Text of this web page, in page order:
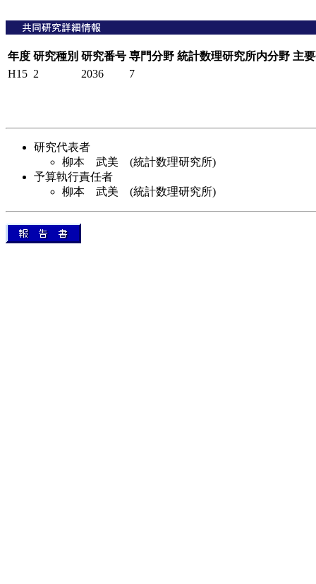
年度 研究種別 研究番号 専門分野 統計数理研究所内分野 主
H15 2 2036 7
研究代表者
柳本 武美 (統計数理研究所)
予算執行責任者
柳本 武美 (統計数理研究所)